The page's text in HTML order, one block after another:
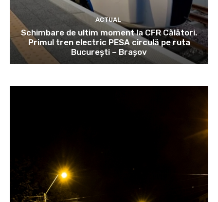
ACTUAL
Schimbare de ultim moment la CFR Călători.
Primul tren electric PESA circulă pe ruta
București – Brașov